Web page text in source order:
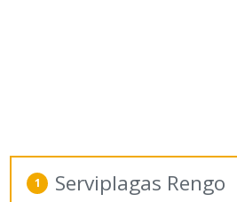
1 Serviplagas Rengo